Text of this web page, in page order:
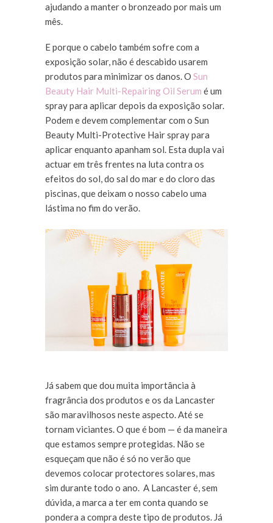
ajudando a manter o bronzeado por mais um
mês.
E porque o cabelo também sofre com a
exposição solar, não é descabido usarem
produtos para minimizar os danos. O Sun
Beauty Hair Multi-Repairing Oil Serum é um
spray para aplicar depois da exposição solar.
Podem e devem complementar com o Sun
Beauty Multi-Protective Hair spray para
aplicar enquanto apanham sol. Esta dupla vai
actuar em três frentes na luta contra os
efeitos do sol, do sal do mar e do cloro das
piscinas, que deixam o nosso cabelo uma
lástima no fim do verão.
Já sabem que dou muita importância à
fragrância dos produtos e os da Lancaster
são maravilhosos neste aspecto. Até se
tornam viciantes. O que é bom — é da maneira
que estamos sempre protegidas. Não se
esqueçam que não é só no verão que
devemos colocar protectores solares, mas
sim durante todo o ano. A Lancaster é, sem
dúvida, a marca a ter em conta quando se
pondera a compra deste tipo de produtos. Já